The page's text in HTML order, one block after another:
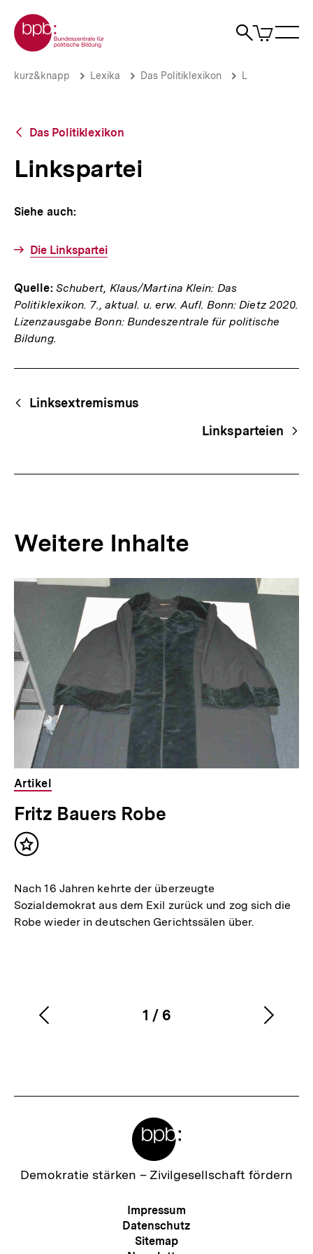
zum
Seiteninhalt
springen
Zur Startseite der bpb
Suche
Artikel
im
Linkspartei
Brotkrümelnavigation
Pfadnavigation
kurz&knapp Lexika Das Politiklexikon L
Zurück
Übersicht
Das Politiklexikon
Linkspartei
Siehe auch:
Die Linkspartei
Quelle: Schubert, Klaus/Martina Klein: Das
Politiklexikon. 7., aktual. u. erw. Aufl. Bonn: Dietz 2020.
Lizenzausgabe Bonn: Bundeszentrale für politische
Bildung.
Begriffsnavigation
Content-
Navigation
Linksextremismus
Linksparteien
Weitere Inhalte
Inhaltskarousell
weitere
Inhalte
Inhaltskarussell
überspringen
Artikel
Fritz Bauers Robe
Inhalt
Nach 16 Jahren kehrte der überzeugte
Sozialdemokrat aus dem Exil zurück und zog sich die
Robe wieder in deutschen Gerichtssälen über.
Karussellinhalt
1
von
/ 6
Vorherigen
Zur
Demokratie stärken – Zivilgesellschaft fördern
Meta-
Navigation
Impressum
Datenschutz
Sitemap